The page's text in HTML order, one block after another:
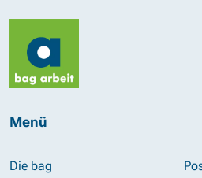
Menü
Die bag